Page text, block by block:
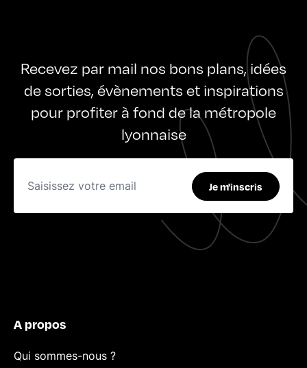
Recevez par mail nos bons plans, idées
de sorties, évènements et inspirations
pour profiter à fond de la métropole
lyonnaise
Je m'inscris
A propos
Qui sommes-nous ?